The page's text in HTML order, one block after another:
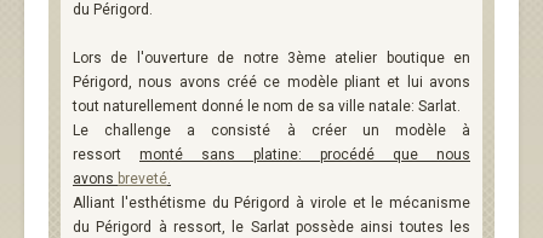
du Périgord.
Lors de l'ouverture de notre 3ème atelier boutique en
Périgord, nous avons créé ce modèle pliant et lui avons
tout naturellement donné le nom de sa ville natale: Sarlat.
Le challenge a consisté à créer un modèle à
ressort monté sans platine: procédé que nous
avons breveté.
Alliant l'esthétisme du Périgord à virole et le mécanisme
du Périgord à ressort, le Sarlat possède ainsi toutes les